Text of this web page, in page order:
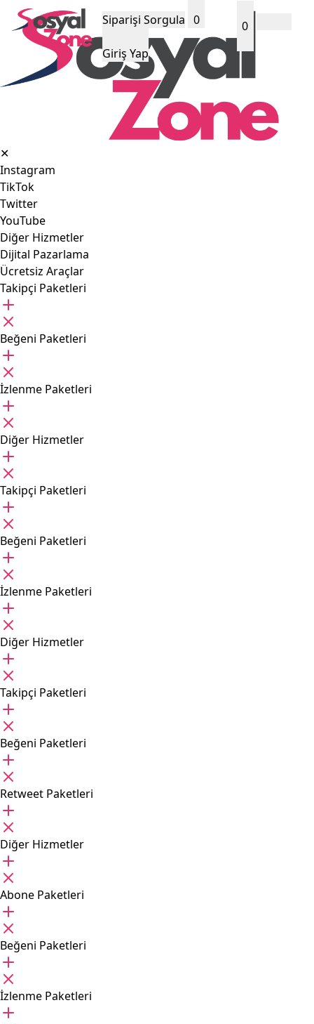
Siparişi Sorgula 0
Giriş Yap
0
✕
Instagram
TikTok
Twitter
YouTube
Diğer Hizmetler
Dijital Pazarlama
Ücretsiz Araçlar
Takipçi Paketleri
Beğeni Paketleri
İzlenme Paketleri
Diğer Hizmetler
Takipçi Paketleri
Beğeni Paketleri
İzlenme Paketleri
Diğer Hizmetler
Takipçi Paketleri
Beğeni Paketleri
Retweet Paketleri
Diğer Hizmetler
Abone Paketleri
Beğeni Paketleri
İzlenme Paketleri